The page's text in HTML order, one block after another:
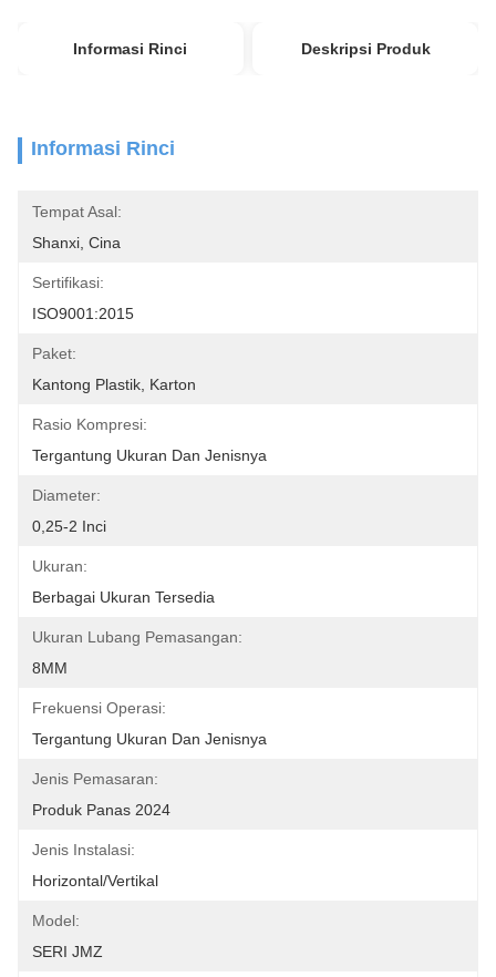
Informasi Rinci Deskripsi Produk
Informasi Rinci
Tempat Asal:
Shanxi, Cina
Sertifikasi:
ISO9001:2015
Paket:
Kantong Plastik, Karton
Rasio Kompresi:
Tergantung Ukuran Dan Jenisnya
Diameter:
0,25-2 Inci
Ukuran:
Berbagai Ukuran Tersedia
Ukuran Lubang Pemasangan:
8MM
Frekuensi Operasi:
Tergantung Ukuran Dan Jenisnya
Jenis Pemasaran:
Produk Panas 2024
Jenis Instalasi:
Horizontal/Vertikal
Model:
SERI JMZ